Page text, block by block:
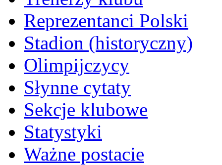
Reprezentanci Polski
Stadion (historyczny)
Olimpijczycy
Słynne cytaty
Sekcje klubowe
Statystyki
Ważne postacie